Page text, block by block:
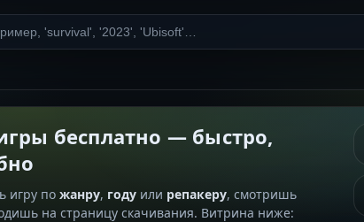
бесплатно — быстро,
игру по жанру, году или репакеру, смотришь
на страницу скачивания. Витрина ниже: